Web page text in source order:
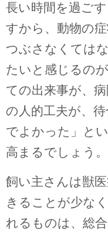
長い時間を過ご
すから、動物の
つぶさなくては
たいと感じるの
ての出来事が、
の人的工夫が、
でよかった」と
高まるでしょう。
飼い主さんは獣
きることが少な
れるものは、総